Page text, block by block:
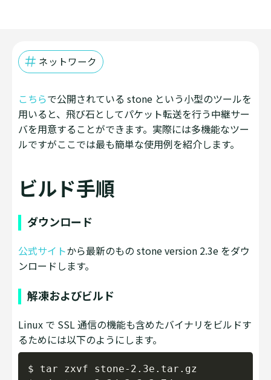
ネットワーク
こちらで公開されている stone という小型のツールを
用いると、飛び石としてパケット転送を行う中継サー
バを用意することができます。実際には多機能なツー
ルですがここでは最も簡単な使用例を紹介します。
ビルド手順
ダウンロード
公式サイトから最新のもの stone version 2.3e をダウ
ンロードします。
解凍およびビルド
Linux で SSL 通信の機能も含めたバイナリをビルドす
るためには以下のようにします。
$ tar zxvf stone-2.3e.tar.gz